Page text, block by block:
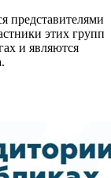
представителями
этих групп
и являются